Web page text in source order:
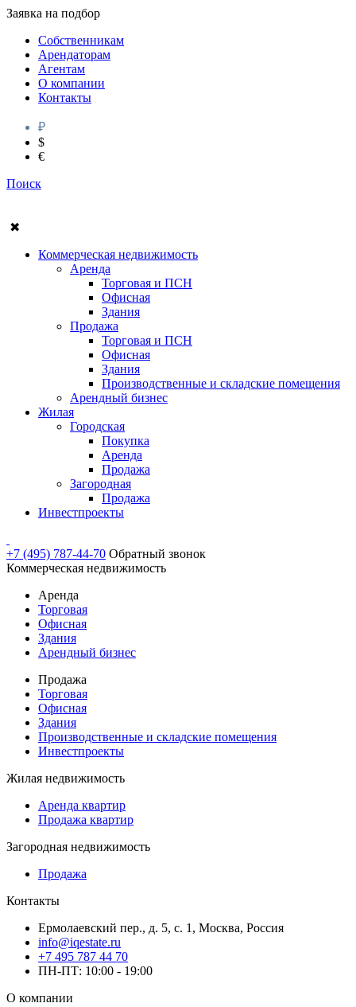
Заявка на подбор
Собственникам
Арендаторам
Агентам
О компании
Контакты
₽
$
€
Поиск
✖
Коммерческая недвижимость
Аренда
Торговая и ПСН
Офисная
Здания
Продажа
Торговая и ПСН
Офисная
Здания
Производственные и складские помещения
Арендный бизнес
Жилая
Городская
Покупка
Аренда
Продажа
Загородная
Продажа
Инвестпроекты
+7 (495) 787-44-70 Обратный звонок
Коммерческая недвижимость
Аренда
Торговая
Офисная
Здания
Арендный бизнес
Продажа
Торговая
Офисная
Здания
Производственные и складские помещения
Инвестпроекты
Жилая недвижимость
Аренда квартир
Продажа квартир
Загородная недвижимость
Продажа
Контакты
Ермолаевский пер., д. 5, с. 1, Москва, Россия
info@iqestate.ru
+7 495 787 44 70
ПН-ПТ: 10:00 - 19:00
О компании